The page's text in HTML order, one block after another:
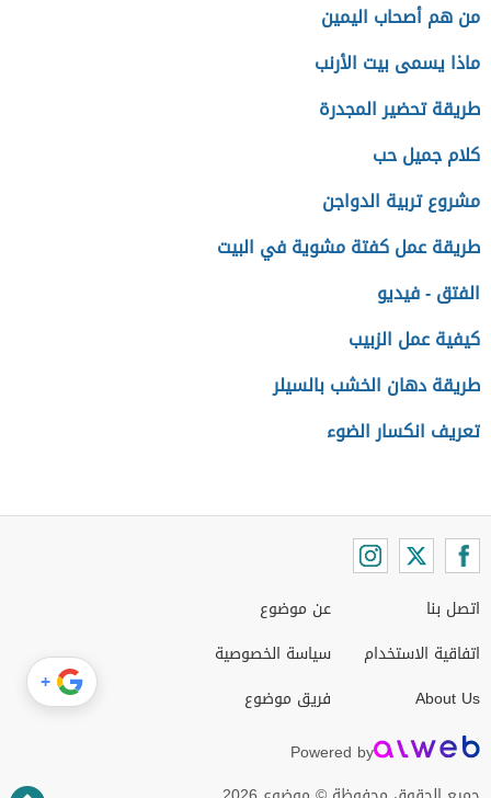
من هم أصحاب اليمين
ماذا يسمى بيت الأرنب
طريقة تحضير المجدرة
كلام جميل حب
مشروع تربية الدواجن
طريقة عمل كفتة مشوية في البيت
الفتق - فيديو
كيفية عمل الزبيب
طريقة دهان الخشب بالسيلر
تعريف انكسار الضوء
اتصل بنا
اتفاقية الاستخدام
About Us
عن موضوع
سياسة الخصوصية
فريق موضوع
Powered by
+